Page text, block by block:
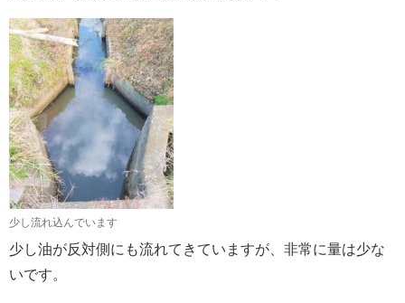
少し流れ込んでいます
少し油が反対側にも流れてきていますが、非常に量は少な
いです。